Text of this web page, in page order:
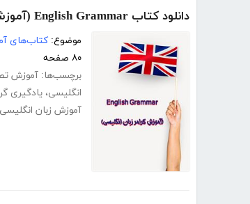
دانلود کتاب English Grammar (آموزش گرامر زبان انگلیسی)
موضوع: کتاب‌های
۸۰ صفحه
برچسب‌ها: آموزش
انگلیسی، یادگیری
آموزش زبان انگلیسی